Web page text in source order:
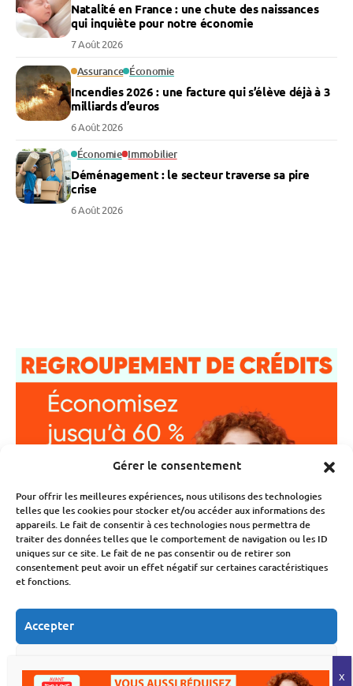
Gérer le consentement
Pour offrir les meilleures expériences, nous utilisons des technologies
telles que les cookies pour stocker et/ou accéder aux informations des
appareils. Le fait de consentir à ces technologies nous permettra de
traiter des données telles que le comportement de navigation ou les ID
uniques sur ce site. Le fait de ne pas consentir ou de retirer son
consentement peut avoir un effet négatif sur certaines caractéristiques
et fonctions.
Accepter
Natalité en France : une chute des naissances
qui inquiète pour notre économie
7 Août 2026
Assurance Économie
Incendies 2026 : une facture qui s’élève déjà à 3
milliards d’euros
6 Août 2026
Économie Immobilier
Déménagement : le secteur traverse sa pire
crise
6 Août 2026